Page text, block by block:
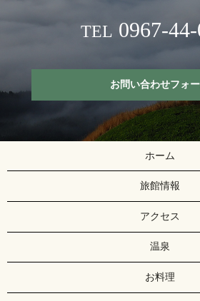
TEL 0967-44-
お問い合わせフォ
ホーム
旅館情報
アクセス
温泉
お料理